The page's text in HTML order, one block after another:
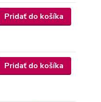
Pridať do košíka
Pridať do košíka